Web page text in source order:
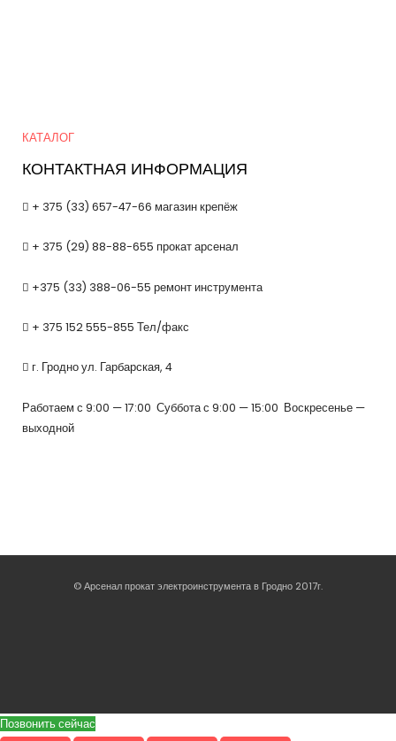
КАТАЛОГ
КОНТАКТНАЯ ИНФОРМАЦИЯ
+ 375 (33) 657-47-66 магазин крепёж
+ 375 (29) 88-88-655 прокат арсенал
+375 (33) 388-06-55 ремонт инструмента
+ 375 152 555-855 Тел/факс
г. Гродно ул. Гарбарская, 4
Работаем с 9:00 — 17:00 Суббота с 9:00 — 15:00 Воскресенье —
выходной
© Арсенал прокат электроинструмента в Гродно 2017г.
Позвонить сейчас